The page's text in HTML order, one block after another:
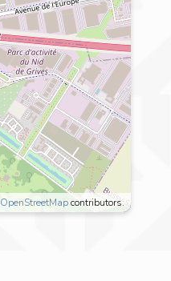
OpenStreetMapcontributors.